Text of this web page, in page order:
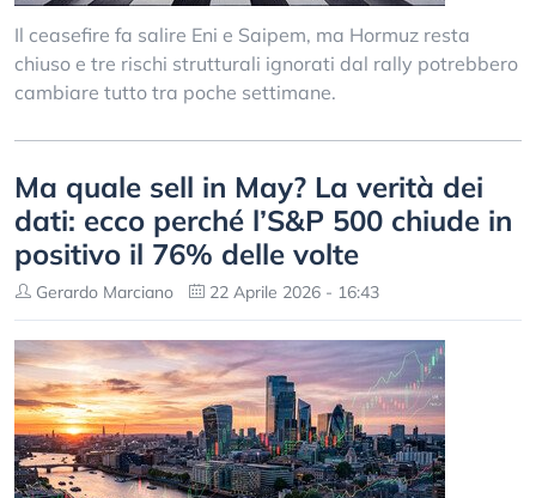
Il ceasefire fa salire Eni e Saipem, ma Hormuz resta
chiuso e tre rischi strutturali ignorati dal rally potrebbero
cambiare tutto tra poche settimane.
Ma quale sell in May? La verità dei
dati: ecco perché l’S&P 500 chiude in
positivo il 76% delle volte
Gerardo Marciano 22 Aprile 2026 - 16:43